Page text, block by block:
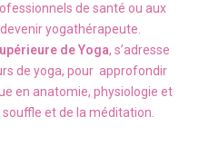
de santé ou aux
yogathérapeute.
de Yoga, s’adresse
de yoga, pour approfondir
en anatomie, physiologie et
et de la méditation.